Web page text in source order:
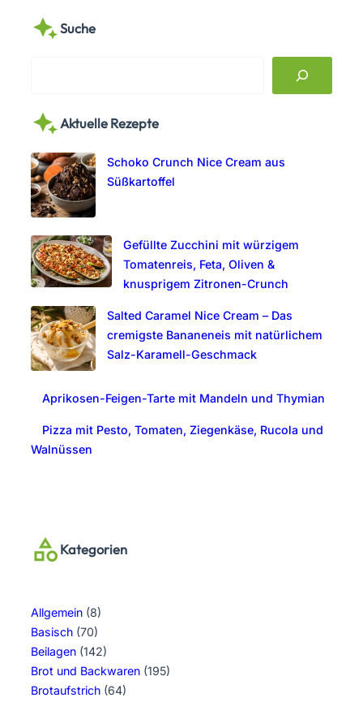
Suche
r
h
Aktuelle Rezepte
Schoko Crunch Nice Cream aus
Süßkartoffel
Gefüllte Zucchini mit würzigem
Tomatenreis, Feta, Oliven &
knusprigem Zitronen-Crunch
Salted Caramel Nice Cream – Das
cremigste Bananeneis mit natürlichem
Salz-Karamell-Geschmack
Aprikosen-Feigen-Tarte mit Mandeln und Thymian
Pizza mit Pesto, Tomaten, Ziegenkäse, Rucola und
Walnüssen
Kategorien
Allgemein (8)
Basisch (70)
Beilagen (142)
Brot und Backwaren (195)
Brotaufstrich (64)